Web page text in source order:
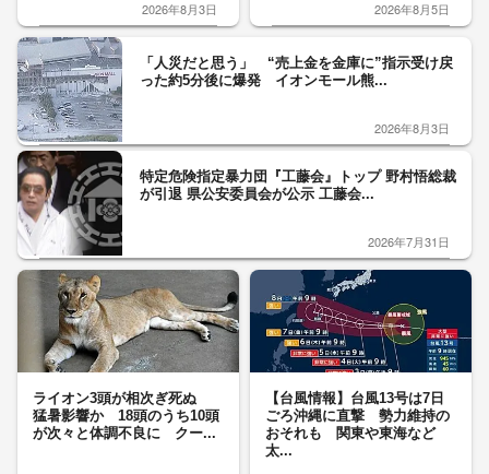
2026年8月3日 2026年8月5日
「人災だと思う」 “売上金を金庫に”指示受け戻
った約5分後に爆発 イオンモール熊...
2026年8月3日
特定危険指定暴力団『工藤会』トップ 野村悟総裁
が引退 県公安委員会が公示 工藤会...
2026年7月31日
ライオン3頭が相次ぎ死ぬ
猛暑影響か 18頭のうち10頭
が次々と体調不良に クー...
【台風情報】台風13号は7日
ごろ沖縄に直撃 勢力維持の
おそれも 関東や東海など
太...